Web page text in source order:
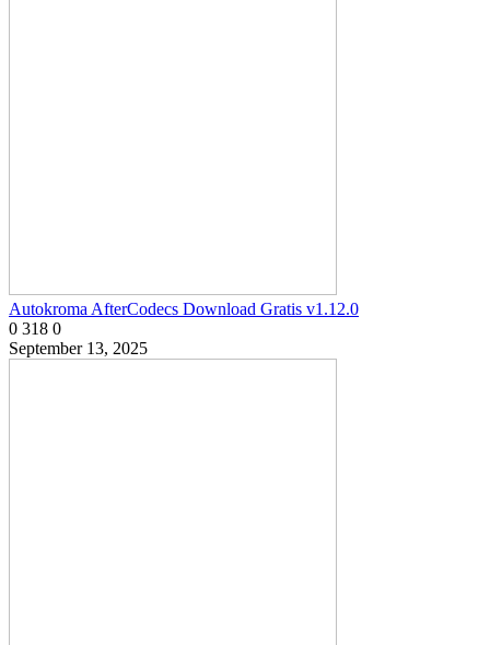
Autokroma AfterCodecs Download Gratis v1.12.0
0 318 0
September 13, 2025